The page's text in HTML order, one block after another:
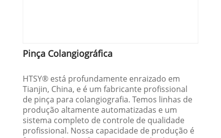
Pinça Colangiográfica
HTSY® está profundamente enraizado em
Tianjin, China, e é um fabricante profissional
de pinça para colangiografia. Temos linhas de
produção altamente automatizadas e um
sistema completo de controle de qualidade
profissional. Nossa capacidade de produção é